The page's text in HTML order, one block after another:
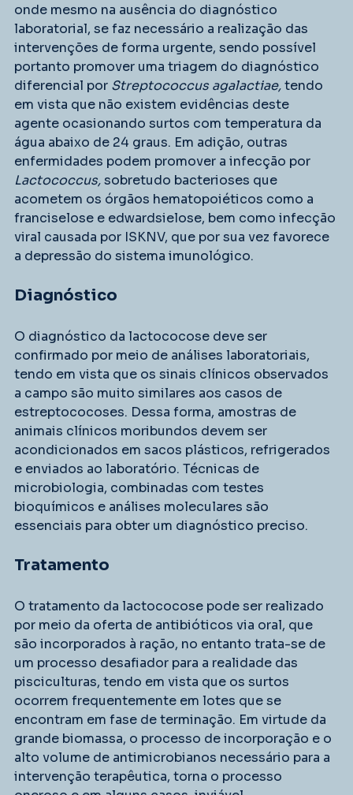
onde mesmo na ausência do diagnóstico
laboratorial, se faz necessário a realização das
intervenções de forma urgente, sendo possível
portanto promover uma triagem do diagnóstico
diferencial por Streptococcus agalactiae, tendo
em vista que não existem evidências deste
agente ocasionando surtos com temperatura da
água abaixo de 24 graus. Em adição, outras
enfermidades podem promover a infecção por
Lactococcus, sobretudo bacterioses que
acometem os órgãos hematopoiéticos como a
franciselose e edwardsielose, bem como infecção
viral causada por ISKNV, que por sua vez favorece
a depressão do sistema imunológico.
Diagnóstico
O diagnóstico da lactococose deve ser
confirmado por meio de análises laboratoriais,
tendo em vista que os sinais clínicos observados
a campo são muito similares aos casos de
estreptococoses. Dessa forma, amostras de
animais clínicos moribundos devem ser
acondicionados em sacos plásticos, refrigerados
e enviados ao laboratório. Técnicas de
microbiologia, combinadas com testes
bioquímicos e análises moleculares são
essenciais para obter um diagnóstico preciso.
Tratamento
O tratamento da lactococose pode ser realizado
por meio da oferta de antibióticos via oral, que
são incorporados à ração, no entanto trata-se de
um processo desafiador para a realidade das
pisciculturas, tendo em vista que os surtos
ocorrem frequentemente em lotes que se
encontram em fase de terminação. Em virtude da
grande biomassa, o processo de incorporação e o
alto volume de antimicrobianos necessário para a
intervenção terapêutica, torna o processo